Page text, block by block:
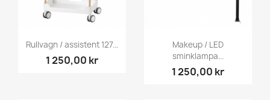
Rullvagn / assistent 127...
1 250,00 kr
Makeup / LED
sminklampa...
1 250,00 kr